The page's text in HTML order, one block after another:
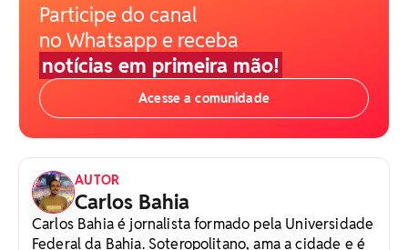
Participe do canal
no Whatsapp e receba
notícias em primeira mão!
Acesse a comunidade
AUTOR
Carlos Bahia
Carlos Bahia é jornalista formado pela Universidade
Federal da Bahia. Soteropolitano, ama a cidade e é